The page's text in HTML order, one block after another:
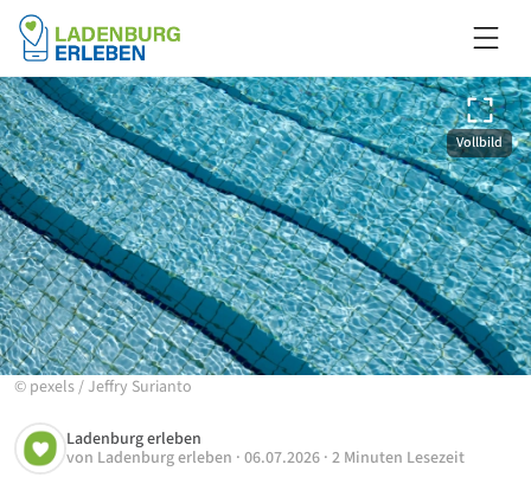
Vollbild
© pexels/ Jeffry Surianto
Ladenburg erleben
von Ladenburg erleben · 06.07.2026 · 2 Minuten Lesezeit